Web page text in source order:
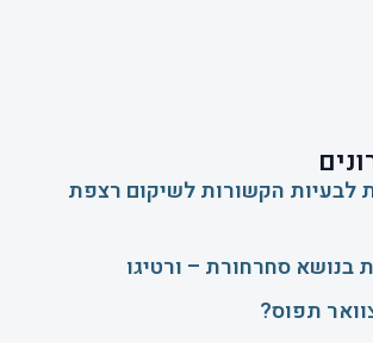
לבעיות הקשורות לשיקום רצפת
בנושא סחרחורת – ורטיגו
תפוס?